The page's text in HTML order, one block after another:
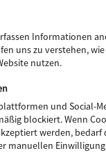
Informationen
uns zu verstehen,
nutzen.
und Social-
blockiert. Wenn
werden, bedarf
manuellen